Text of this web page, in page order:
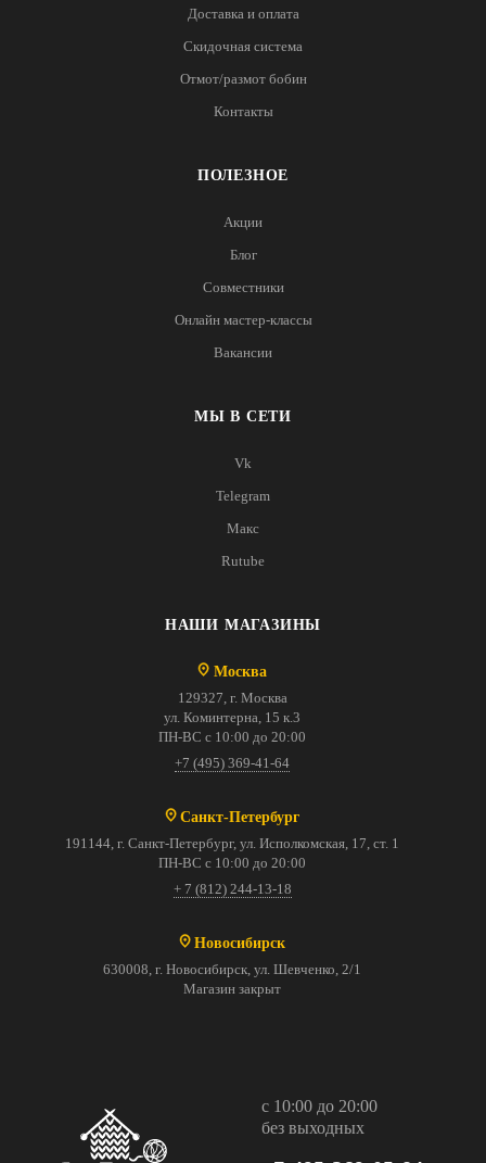
Доставка и оплата
Скидочная система
Отмот/размот бобин
Контакты
ПОЛЕЗНОЕ
Акции
Блог
Совместники
Онлайн мастер-классы
Вакансии
МЫ В СЕТИ
Vk
Telegram
Макс
Rutube
НАШИ МАГАЗИНЫ
Москва
129327, г. Москва
ул. Коминтерна, 15 к.3
ПН-ВС с 10:00 до 20:00
+7 (495) 369-41-64
Санкт-Петербург
191144, г. Санкт-Петербург, ул. Исполкомская, 17, ст. 1
ПН-ВС с 10:00 до 20:00
+ 7 (812) 244-13-18
Новосибирск
630008, г. Новосибирск, ул. Шевченко, 2/1
Магазин закрыт
с 10:00 до 20:00
без выходных